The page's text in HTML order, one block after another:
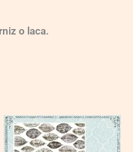
o laca.
VG022
quantity